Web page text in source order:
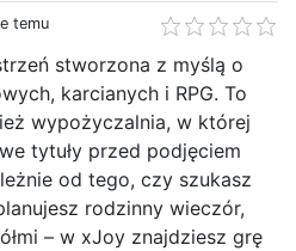
temu
stworzona z myślą o
karcianych i RPG. To
wypożyczalnia, w której
tytuły przed podjęciem
od tego, czy szukasz
rodzinny wieczór,
– w xJoy znajdziesz grę